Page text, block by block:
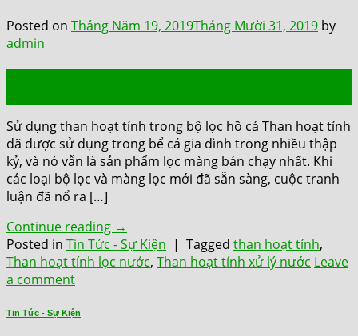
Posted on Tháng Năm 19, 2019Tháng Mười 31, 2019 by
admin
Sử dụng than hoạt tính trong bộ lọc hồ cá Than hoạt tính
đã được sử dụng trong bể cá gia đình trong nhiều thập
kỷ, và nó vẫn là sản phẩm lọc màng bán chạy nhất. Khi
các loại bộ lọc và màng lọc mới đã sẵn sàng, cuộc tranh
luận đã nổ ra […]
Continue reading →
Posted in Tin Tức - Sự Kiện | Tagged than hoạt tính,
Than hoạt tính lọc nước, Than hoạt tính xử lý nước Leave
a comment
Tin Tức - Sự Kiện